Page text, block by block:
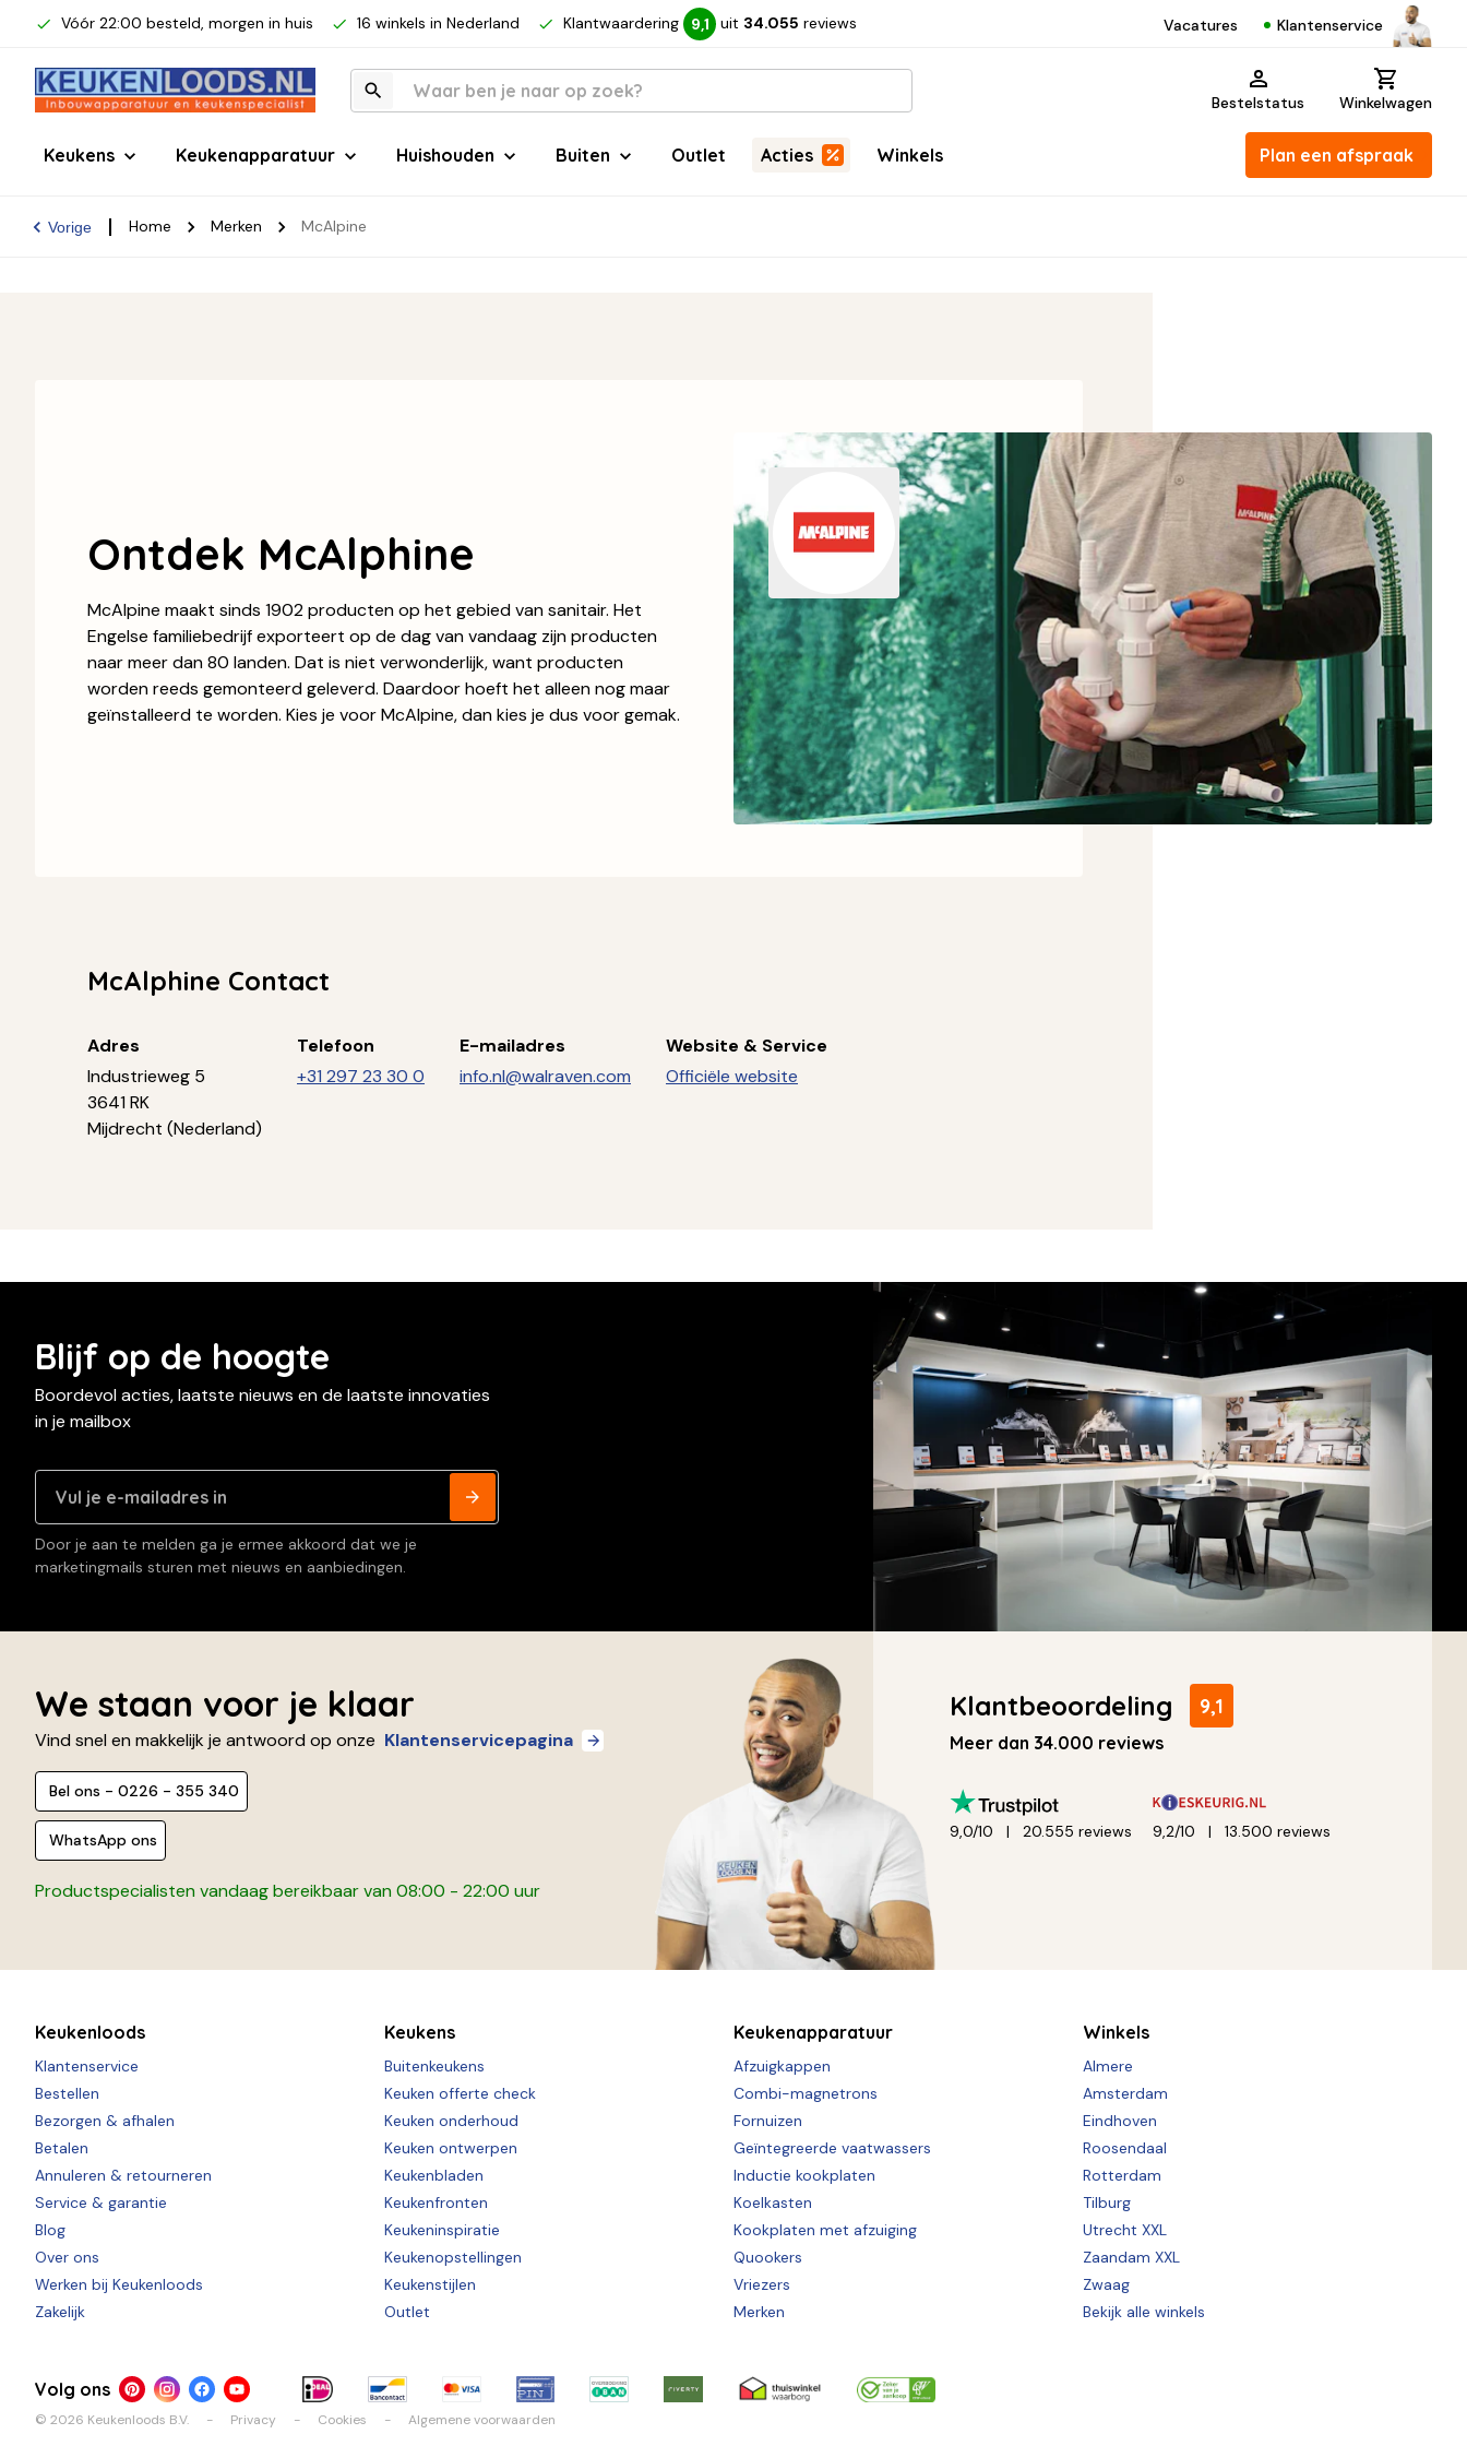
Vóór 22:00 besteld, morgen in huis 16 winkels in Nederland Klantwaardering 9,1 uit 34.055 reviews Vacatures Klantenservice
Bestelstatus Winkelwagen
Keukens Keukenapparatuur Huishouden Buiten Outlet Acties Winkels Plan een afspraak
Vorige Home Merken McAlpine
Ontdek McAlphine
McAlpine maakt sinds 1902 producten op het gebied van sanitair. Het
Engelse familiebedrijf exporteert op de dag van vandaag zijn producten
naar meer dan 80 landen. Dat is niet verwonderlijk, want producten
worden reeds gemonteerd geleverd. Daardoor hoeft het alleen nog maar
geïnstalleerd te worden. Kies je voor McAlpine, dan kies je dus voor gemak.
McAlphine Contact
Adres
Industrieweg 5
3641 RK
Mijdrecht (Nederland)
Telefoon
+31 297 23 30 0
E-mailadres
info.nl@walraven.com
Website & Service
Officiële website
Blijf op de hoogte
Boordevol acties, laatste nieuws en de laatste innovaties
in je mailbox
Door je aan te melden ga je ermee akkoord dat we je
marketingmails sturen met nieuws en aanbiedingen.
We staan voor je klaar
Vind snel en makkelijk je antwoord op onze Klantenservicepagina
Bel ons - 0226 - 355 340
WhatsApp ons
Productspecialisten vandaag bereikbaar van 08:00 - 22:00 uur
Klantbeoordeling 9,1
Meer dan 34.000 reviews
9,0/10 20.555 reviews 9,2/10 13.500 reviews
Keukenloods
Klantenservice
Bestellen
Bezorgen & afhalen
Betalen
Annuleren & retourneren
Service & garantie
Blog
Over ons
Werken bij Keukenloods
Zakelijk
Keukens
Buitenkeukens
Keuken offerte check
Keuken onderhoud
Keuken ontwerpen
Keukenbladen
Keukenfronten
Keukeninspiratie
Keukenopstellingen
Keukenstijlen
Outlet
Keukenapparatuur
Afzuigkappen
Combi-magnetrons
Fornuizen
Geïntegreerde vaatwassers
Inductie kookplaten
Koelkasten
Kookplaten met afzuiging
Quookers
Vriezers
Merken
Winkels
Almere
Amsterdam
Eindhoven
Roosendaal
Rotterdam
Tilburg
Utrecht XXL
Zaandam XXL
Zwaag
Bekijk alle winkels
Volg ons
© 2026 Keukenloods B.V. Privacy Cookies Algemene voorwaarden